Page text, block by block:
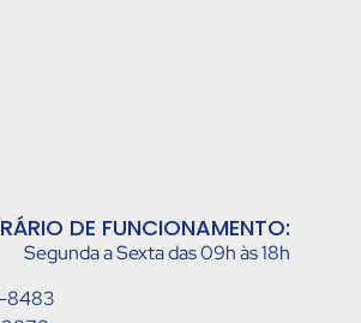
DE FUNCIONAMENTO:
Segunda a Sexta das 09h às 18h
8483